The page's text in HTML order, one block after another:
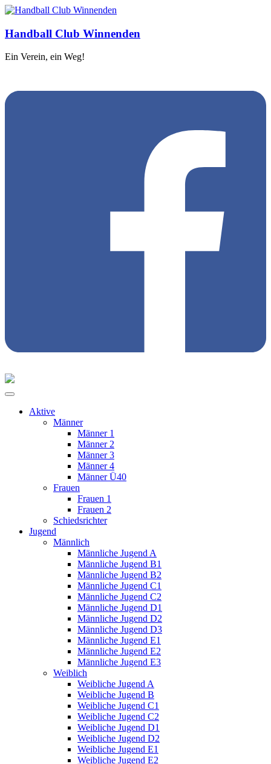
Handball Club Winnenden
Ein Verein, ein Weg!
Aktive
Männer
Männer 1
Männer 2
Männer 3
Männer 4
Männer Ü40
Frauen
Frauen 1
Frauen 2
Schiedsrichter
Jugend
Männlich
Männliche Jugend A
Männliche Jugend B1
Männliche Jugend B2
Männliche Jugend C1
Männliche Jugend C2
Männliche Jugend D1
Männliche Jugend D2
Männliche Jugend D3
Männliche Jugend E1
Männliche Jugend E2
Männliche Jugend E3
Weiblich
Weibliche Jugend A
Weibliche Jugend B
Weibliche Jugend C1
Weibliche Jugend C2
Weibliche Jugend D1
Weibliche Jugend D2
Weibliche Jugend E1
Weibliche Jugend E2